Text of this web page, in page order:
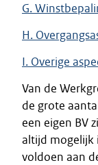
G.
H.
I. Overige
Van de
de grote
een eigen BV
altijd mogelijk
voldoen aan